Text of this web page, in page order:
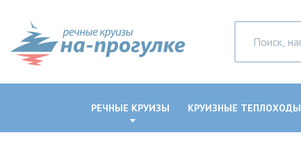
РЕЧНЫЕ КРУИЗЫ КРУИЗНЫЕ ТЕПЛОХОДЫ